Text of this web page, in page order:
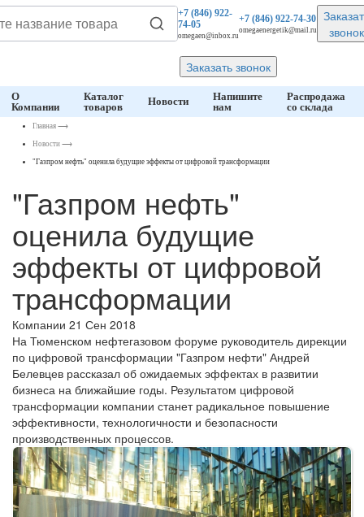
+7 (846)922-
74-05
omegaen@inbox.ru
+7 (846)922-74-30
omegaenergetik@mail.ru
звонок
Заказать звонок
О
Компании
Каталог
товаров
Новости
Напишите
нам
Распродажа
со склада
Главная ⟶
Новости ⟶
"Газпром нефть" оценила будущие эффекты от цифровой трансформации
"Газпром нефть"
оценила будущие
эффекты от цифровой
трансформации
Компании 21 Сен 2018
На Тюменском нефтегазовом форуме руководитель дирекции
по цифровой трансформации "Газпром нефти" Андрей
Белевцев рассказал об ожидаемых эффектах в развитии
бизнеса на ближайшие годы. Результатом цифровой
трансформации компании станет радикальное повышение
эффективности, технологичности и безопасности
производственных процессов.